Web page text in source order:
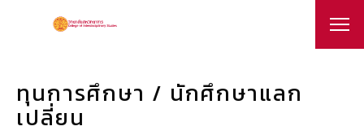
ทุนการศึกษา / นักศึกษาแลก
เปลี่ยน